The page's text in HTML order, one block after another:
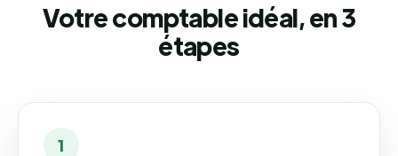
Votre comptable idéal, en 3
étapes
1